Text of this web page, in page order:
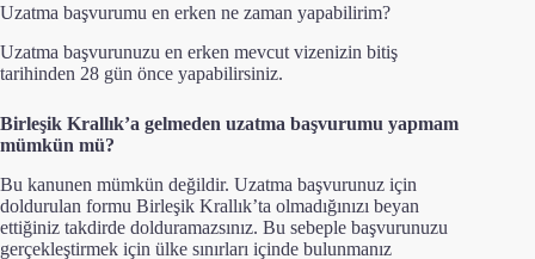
Uzatma başvurumu en erken ne zaman yapabilirim?
Uzatma başvurunuzu en erken mevcut vizenizin bitiş
tarihinden 28 gün önce yapabilirsiniz.
Birleşik Krallık’a gelmeden uzatma başvurumu yapmam
mümkün mü?
Bu kanunen mümkün değildir. Uzatma başvurunuz için
doldurulan formu Birleşik Krallık’ta olmadığınızı beyan
ettiğiniz takdirde dolduramazsınız. Bu sebeple başvurunuzu
gerçekleştirmek için ülke sınırları içinde bulunmanız